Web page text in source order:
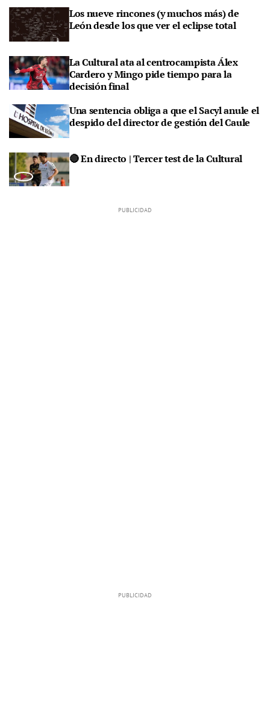
Los nueve rincones (y muchos más) de
León desde los que ver el eclipse total
La Cultural ata al centrocampista Álex
Cardero y Mingo pide tiempo para la
decisión final
Una sentencia obliga a que el Sacyl anule el
despido del director de gestión del Caule
🔴 En directo | Tercer test de la Cultural